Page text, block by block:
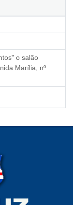
o salão
Marília, nº